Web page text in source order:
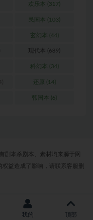
欢乐本 (317)
民国本 (103)
玄幻本 (44)
现代本 (689)
科幻本 (34)
还原 (14)
韩国本 (6)
剧本杀剧本、素材均来源于网
益造成了影响，请联系客服删
我的
顶部